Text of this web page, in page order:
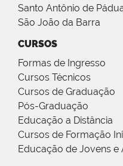
Santo Antônio de
São João da Barra
CURSOS
Formas de Ingresso
Cursos Técnicos
Cursos de Graduação
Pós-Graduação
Educação a Distância
Cursos de Formação
Educação de Jovens e